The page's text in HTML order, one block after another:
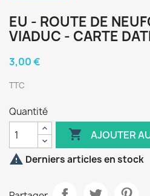
EU - ROUTE DE
VIADUC - CARTE
3,00 €
TTC
Quantité
 AJOUTER
 Derniers articles en stock